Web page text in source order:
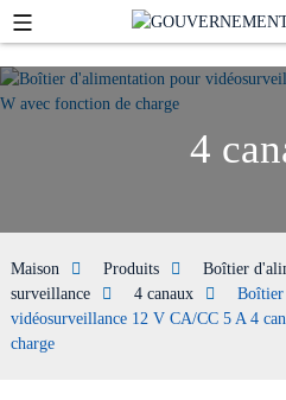
4
Maison Produits
Boîtier
surveillance
4 canaux
Boîtier
vidéosurveillance 12 V CA/CC 5 A 4
charge